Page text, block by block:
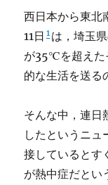
西日本から東北
11日 1 は，埼玉
が35℃を超えた
的な生活を送る
そんな中，連日
したというニュ
接しているとす
が熱中症だとい